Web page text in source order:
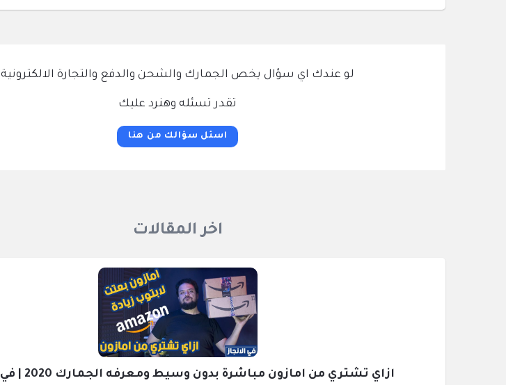
لو عندك اي سؤال يخص الجمارك والشحن والدفع والتجارة الالكترونية
تقدر تسئله وهنرد عليك
اسئل سؤالك من هنا
اخر المقالات
ازاي تشتري من امازون مباشرة بدون وسيط ومعرفه الجمارك 2020 | في الإنجاز